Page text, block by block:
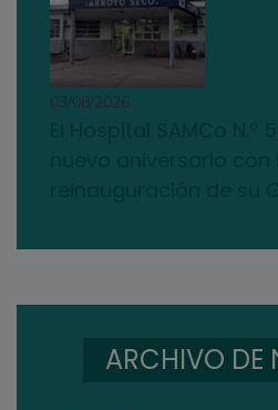
03/08/2026
ARCHIVO DE